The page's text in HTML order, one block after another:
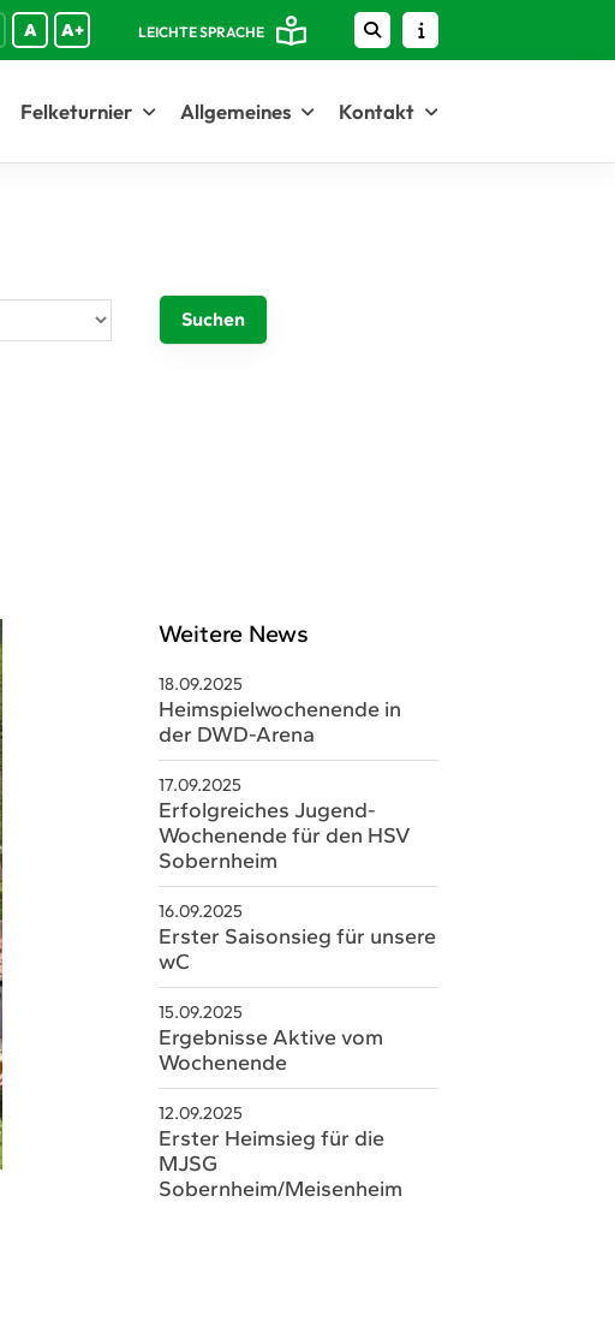
A A+ LEICHTE SPRACHE
Felketurnier Allgemeines Kontakt
Weitere News
18.09.2025
Heimspielwochenende in
der DWD-Arena
17.09.2025
Erfolgreiches Jugend-
Wochenende für den HSV
Sobernheim
16.09.2025
Erster Saisonsieg für unsere
wC
15.09.2025
Ergebnisse Aktive vom
Wochenende
12.09.2025
Erster Heimsieg für die
MJSG
Sobernheim/Meisenheim
Geschäftsstelle
HSV Sobernheim e.V.
Zum Staaren 26
55566 Bad Sobernheim
06751 8579328
geschaeftsstelle@hsvsobernheim.de